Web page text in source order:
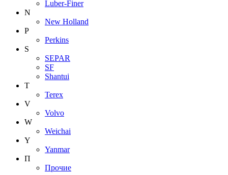
Luber-Finer
N
New Holland
P
Perkins
S
SEPAR
SF
Shantui
T
Terex
V
Volvo
W
Weichai
Y
Yanmar
П
Прочие